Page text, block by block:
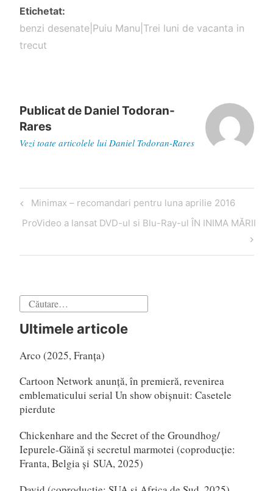
Etichetat
benzi desenate|Puiu Manu|Trei luni de vacanta in
trecut
Publicat de Daniel Todoran-
Rares
Vezi toate articolele lui Daniel Todoran-Rares
Navigare
în
articole
Articol
anterior
Minimax – recomandari pentru luna aprilie 2016
Articol
ProVideo a lansat DVD-ul si Blu-Ray-ul ÎN INIMA MĂRII
Caută
Ultimele articole
Arco (2025, Franța)
Cartoon Network anunță, în premieră, revenirea
emblematicului serial Un show obișnuit: Casetele
pierdute
Chickenhare and the Secret of the Groundhog/
Iepurele-Găină și secretul marmotei (coproducție:
Franta, Belgia și SUA, 2025)